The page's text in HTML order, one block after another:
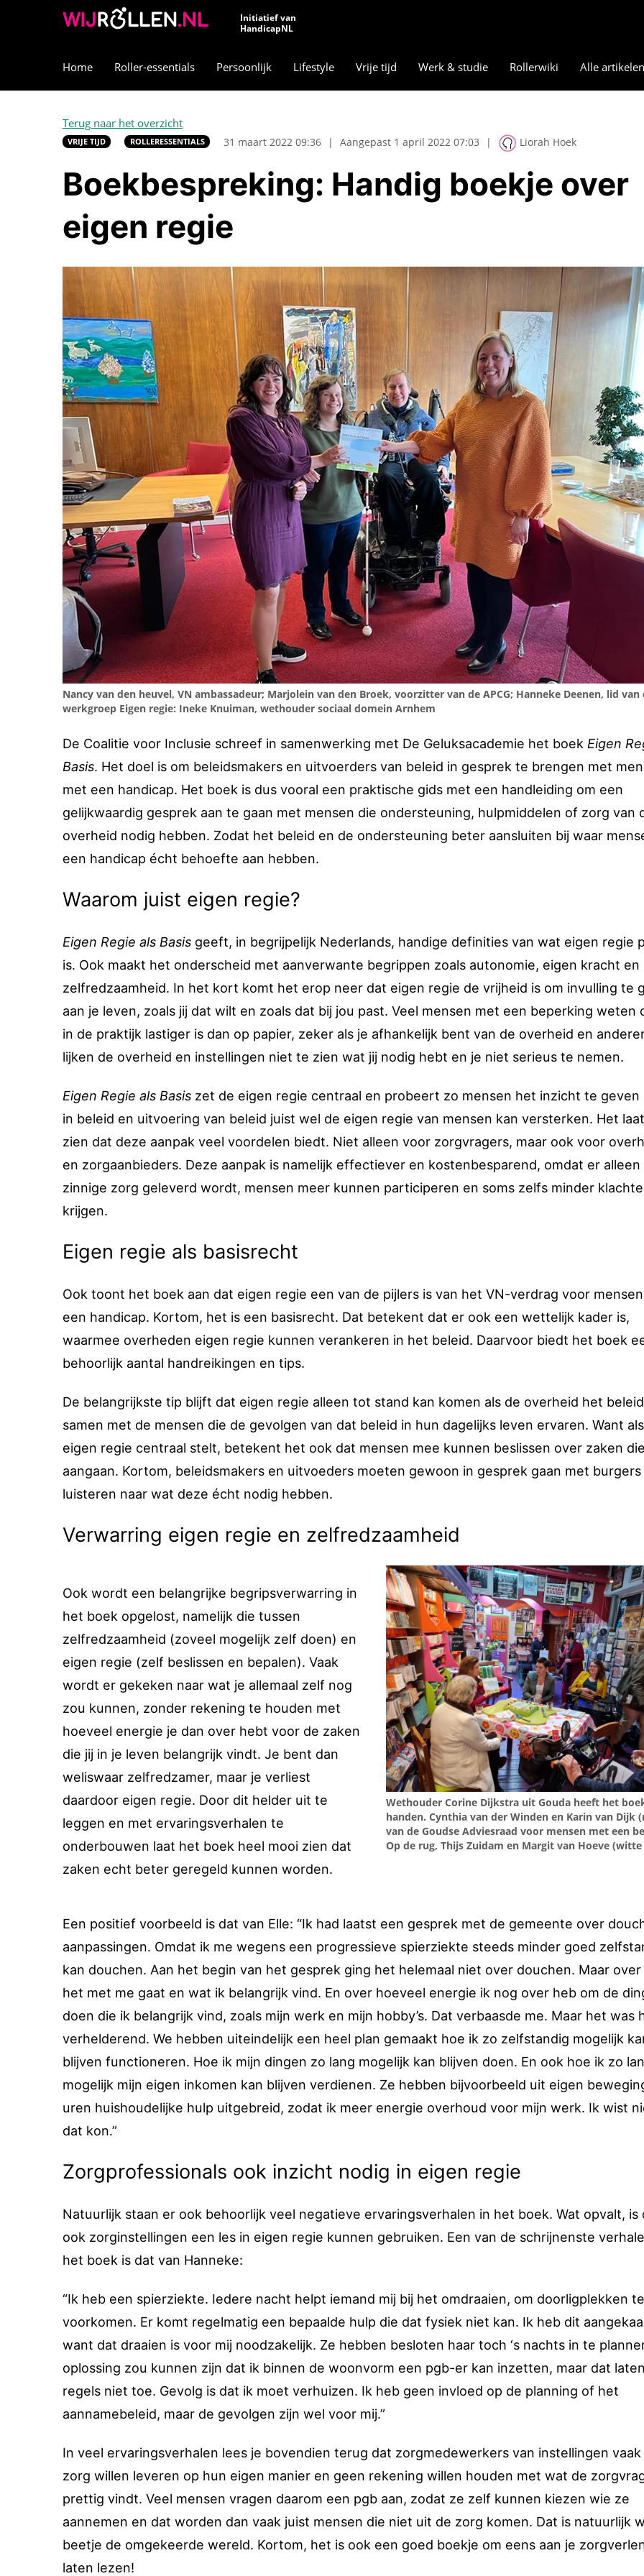
Initiatief van
HandicapNL
Home Roller-essentials Persoonlijk Lifestyle Vrije tijd Werk & studie Rollerwiki Alle artikelen
Terug naar het overzicht
VRIJE TIJD ROLLERESSENTIALS 31 maart 2022 09:36 | Aangepast 1 april 2022 07:03 | Liorah Hoek
Boekbespreking: Handig boekje over
eigen regie
Nancy van den heuvel, VN ambassadeur; Marjolein van den Broek, voorzitter van de APCG; Hanneke Deenen, lid van
werkgroep Eigen regie: Ineke Knuiman, wethouder sociaal domein Arnhem
De Coalitie voor Inclusie schreef in samenwerking met De Geluksacademie het boek Eigen
Basis. Het doel is om beleidsmakers en uitvoerders van beleid in gesprek te brengen met
met een handicap. Het boek is dus vooral een praktische gids met een handleiding om een
gelijkwaardig gesprek aan te gaan met mensen die ondersteuning, hulpmiddelen of zorg van
overheid nodig hebben. Zodat het beleid en de ondersteuning beter aansluiten bij waar
een handicap écht behoefte aan hebben.
Waarom juist eigen regie?
Eigen Regie als Basis geeft, in begrijpelijk Nederlands, handige definities van wat eigen regie
is. Ook maakt het onderscheid met aanverwante begrippen zoals autonomie, eigen kracht en
zelfredzaamheid. In het kort komt het erop neer dat eigen regie de vrijheid is om invulling te
aan je leven, zoals jij dat wilt en zoals dat bij jou past. Veel mensen met een beperking weten
in de praktijk lastiger is dan op papier, zeker als je afhankelijk bent van de overheid en
lijken de overheid en instellingen niet te zien wat jij nodig hebt en je niet serieus te nemen.
Eigen Regie als Basis zet de eigen regie centraal en probeert zo mensen het inzicht te geven
in beleid en uitvoering van beleid juist wel de eigen regie van mensen kan versterken. Het
zien dat deze aanpak veel voordelen biedt. Niet alleen voor zorgvragers, maar ook voor
en zorgaanbieders. Deze aanpak is namelijk effectiever en kostenbesparend, omdat er alleen
zinnige zorg geleverd wordt, mensen meer kunnen participeren en soms zelfs minder
krijgen.
Eigen regie als basisrecht
Ook toont het boek aan dat eigen regie een van de pijlers is van het VN-verdrag voor
een handicap. Kortom, het is een basisrecht. Dat betekent dat er ook een wettelijk kader is,
waarmee overheden eigen regie kunnen verankeren in het beleid. Daarvoor biedt het boek
behoorlijk aantal handreikingen en tips.
De belangrijkste tip blijft dat eigen regie alleen tot stand kan komen als de overheid het
samen met de mensen die de gevolgen van dat beleid in hun dagelijks leven ervaren. Want
eigen regie centraal stelt, betekent het ook dat mensen mee kunnen beslissen over zaken
aangaan. Kortom, beleidsmakers en uitvoeders moeten gewoon in gesprek gaan met burgers
luisteren naar wat deze écht nodig hebben.
Verwarring eigen regie en zelfredzaamheid
Ook wordt een belangrijke begripsverwarring in
het boek opgelost, namelijk die tussen
zelfredzaamheid (zoveel mogelijk zelf doen) en
eigen regie (zelf beslissen en bepalen). Vaak
wordt er gekeken naar wat je allemaal zelf nog
zou kunnen, zonder rekening te houden met
hoeveel energie je dan over hebt voor de zaken
die jij in je leven belangrijk vindt. Je bent dan
weliswaar zelfredzamer, maar je verliest
daardoor eigen regie. Door dit helder uit te
leggen en met ervaringsverhalen te
onderbouwen laat het boek heel mooi zien dat
zaken echt beter geregeld kunnen worden.
Wethouder Corine Dijkstra uit Gouda heeft het
handen. Cynthia van der Winden en Karin van Dijk
van de Goudse Adviesraad voor mensen met een
Op de rug, Thijs Zuidam en Margit van Hoeve (witte
Een positief voorbeeld is dat van Elle: “Ik had laatst een gesprek met de gemeente over
aanpassingen. Omdat ik me wegens een progressieve spierziekte steeds minder goed
kan douchen. Aan het begin van het gesprek ging het helemaal niet over douchen. Maar over
het met me gaat en wat ik belangrijk vind. En over hoeveel energie ik nog over heb om de
doen die ik belangrijk vind, zoals mijn werk en mijn hobby’s. Dat verbaasde me. Maar het was
verhelderend. We hebben uiteindelijk een heel plan gemaakt hoe ik zo zelfstandig mogelijk
blijven functioneren. Hoe ik mijn dingen zo lang mogelijk kan blijven doen. En ook hoe ik zo
mogelijk mijn eigen inkomen kan blijven verdienen. Ze hebben bijvoorbeeld uit eigen
uren huishoudelijke hulp uitgebreid, zodat ik meer energie overhoud voor mijn werk. Ik wist
dat kon.”
Zorgprofessionals ook inzicht nodig in eigen regie
Natuurlijk staan er ook behoorlijk veel negatieve ervaringsverhalen in het boek. Wat opvalt, is
ook zorginstellingen een les in eigen regie kunnen gebruiken. Een van de schrijnenste
het boek is dat van Hanneke:
“Ik heb een spierziekte. Iedere nacht helpt iemand mij bij het omdraaien, om doorligplekken te
voorkomen. Er komt regelmatig een bepaalde hulp die dat fysiek niet kan. Ik heb dit
want dat draaien is voor mij noodzakelijk. Ze hebben besloten haar toch ‘s nachts in te
oplossing zou kunnen zijn dat ik binnen de woonvorm een pgb-er kan inzetten, maar dat
regels niet toe. Gevolg is dat ik moet verhuizen. Ik heb geen invloed op de planning of het
aannamebeleid, maar de gevolgen zijn wel voor mij.”
In veel ervaringsverhalen lees je bovendien terug dat zorgmedewerkers van instellingen vaak
zorg willen leveren op hun eigen manier en geen rekening willen houden met wat de
prettig vindt. Veel mensen vragen daarom een pgb aan, zodat ze zelf kunnen kiezen wie ze
aannemen en dat worden dan vaak juist mensen die niet uit de zorg komen. Dat is natuurlijk
beetje de omgekeerde wereld. Kortom, het is ook een goed boekje om eens aan je
laten lezen!